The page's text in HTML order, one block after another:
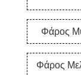
Φάρος
Φάρος